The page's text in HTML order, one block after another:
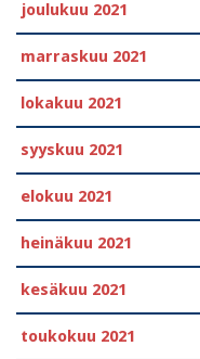
joulukuu 2021
marraskuu 2021
lokakuu 2021
syyskuu 2021
elokuu 2021
heinäkuu 2021
kesäkuu 2021
toukokuu 2021